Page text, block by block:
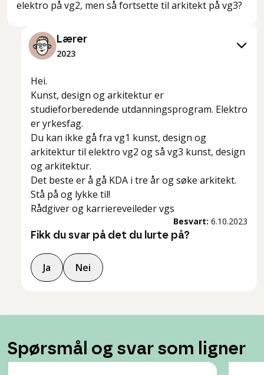
Lærer
2023
Hei.
Kunst, design og arkitektur er
studieforberedende utdanningsprogram. Elektro
er yrkesfag.
Du kan ikke gå fra vg1 kunst, design og
arkitektur til elektro vg2 og så vg3 kunst, design
og arkitektur.
Det beste er å gå KDA i tre år og søke arkitekt.
Stå på og lykke til!
Rådgiver og karriereveileder vgs
Besvart: 6.10.2023
Fikk du svar på det du lurte på?
Ja Nei
Spørsmål og svar som ligner